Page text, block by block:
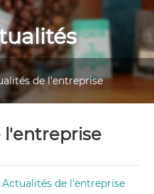
de l'entreprise
l'entreprise
Actualités de l'entreprise